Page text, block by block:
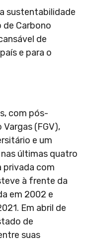
sustentabilidade
de Carbono
de
e para o
com pós-
(FGV),
e um
últimas quatro
privada com
à frente da
em 2002 e
Em abril de
de
suas